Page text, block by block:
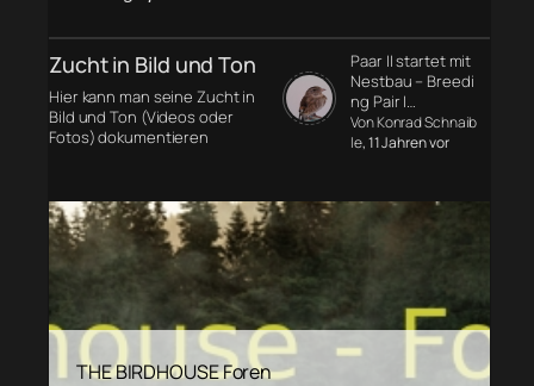
Zucht in Bild und Ton
Hier kann man seine Zucht in
Bild und Ton (Videos oder
Fotos) dokumentieren
Paar II startet mit
Nestbau – Breedi
ng Pair I…
Von Konrad Schnaib
le, 11 Jahren vor
THE BIRDHOUSE Foren